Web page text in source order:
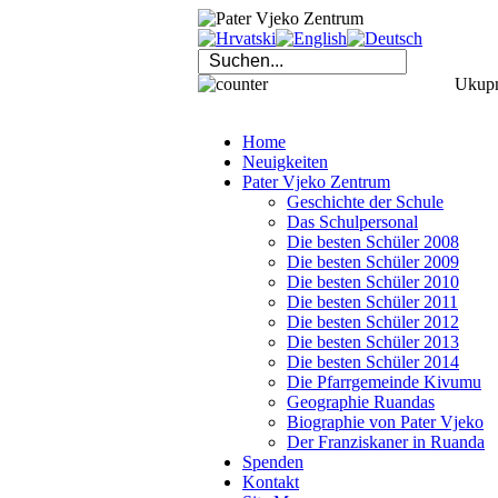
Home
Neuigkeiten
Pater Vjeko Zentrum
Geschichte der Schule
Das Schulpersonal
Die besten Schüler 2008
Die besten Schüler 2009
Die besten Schüler 2010
Die besten Schüler 2011
Die besten Schüler 2012
Die besten Schüler 2013
Die besten Schüler 2014
Die Pfarrgemeinde Kivumu
Geographie Ruandas
Biographie von Pater Vjeko
Der Franziskaner in Ruanda
Spenden
Kontakt